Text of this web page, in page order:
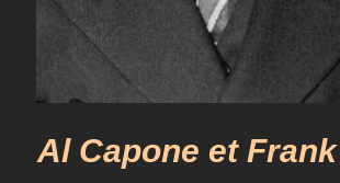
Al Capone et